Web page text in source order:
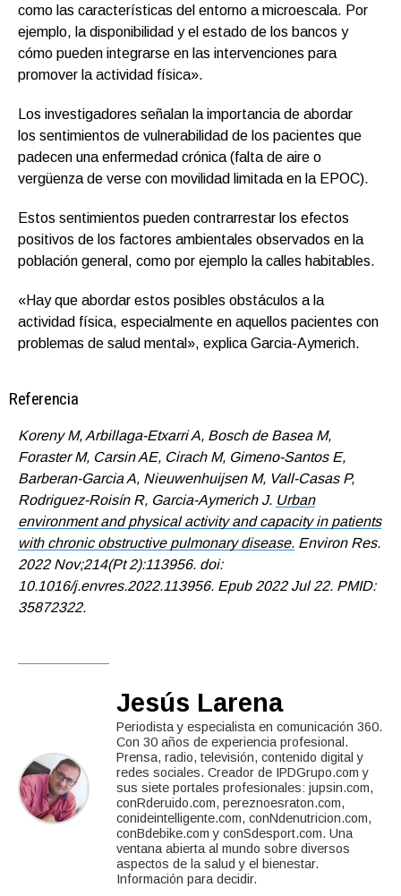
como las características del entorno a microescala. Por
ejemplo, la disponibilidad y el estado de los bancos y
cómo pueden integrarse en las intervenciones para
promover la actividad física».
Los investigadores señalan la importancia de abordar
los sentimientos de vulnerabilidad de los pacientes que
padecen una enfermedad crónica (falta de aire o
vergüenza de verse con movilidad limitada en la EPOC).
Estos sentimientos pueden contrarrestar los efectos
positivos de los factores ambientales observados en la
población general, como por ejemplo la calles habitables.
«Hay que abordar estos posibles obstáculos a la
actividad física, especialmente en aquellos pacientes con
problemas de salud mental», explica Garcia-Aymerich.
Referencia
Koreny M, Arbillaga-Etxarri A, Bosch de Basea M,
Foraster M, Carsin AE, Cirach M, Gimeno-Santos E,
Barberan-Garcia A, Nieuwenhuijsen M, Vall-Casas P,
Rodriguez-Roisín R, Garcia-Aymerich J. Urban
environment and physical activity and capacity in patients
with chronic obstructive pulmonary disease. Environ Res.
2022 Nov;214(Pt 2):113956. doi:
10.1016/j.envres.2022.113956. Epub 2022 Jul 22. PMID:
35872322.
Jesús Larena
Periodista y especialista en comunicación 360.
Con 30 años de experiencia profesional.
Prensa, radio, televisión, contenido digital y
redes sociales. Creador de IPDGrupo.com y
sus siete portales profesionales: jupsin.com,
conRderuido.com, pereznoesraton.com,
conideintelligente.com, conNdenutricion.com,
conBdebike.com y conSdesport.com. Una
ventana abierta al mundo sobre diversos
aspectos de la salud y el bienestar.
Información para decidir.